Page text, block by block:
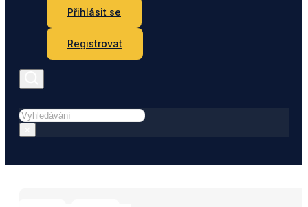
Přihlásit se
Registrovat
Hledat